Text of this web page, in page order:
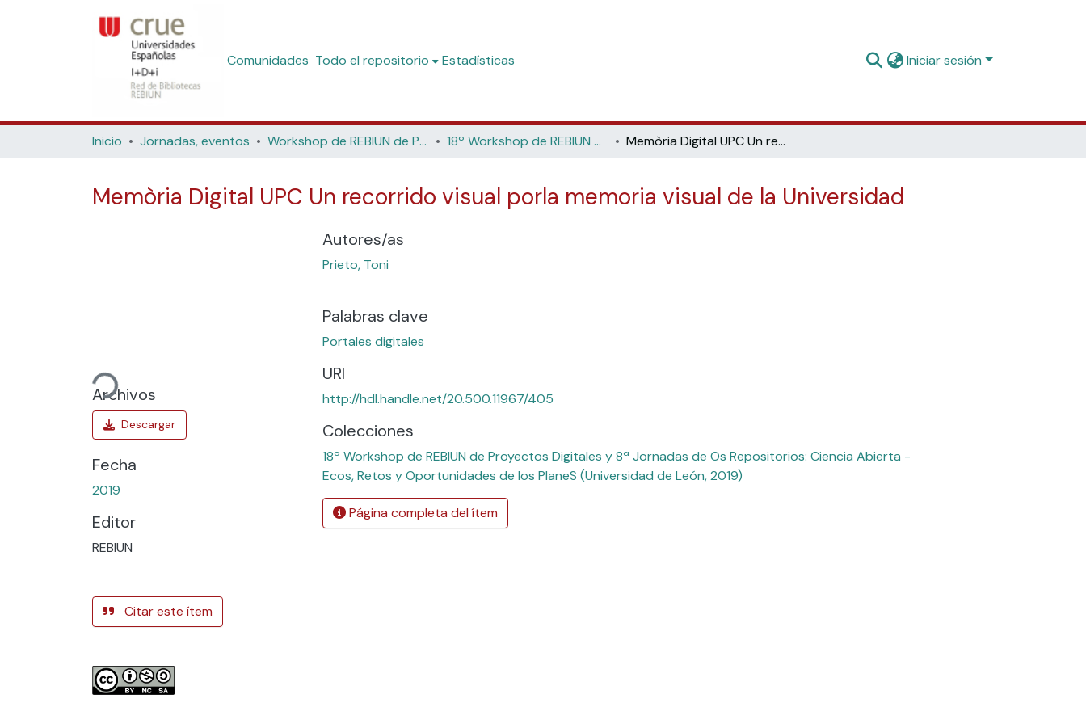
Comunidades Todo el repositorio Estadísticas Iniciar sesión
Inicio Jornadas, eventos Workshop de REBIUN de Proyectos Digitales 18º Workshop de REBIUN de Proyectos Digitales y 8ª Jornadas de Os Repositorios: Ciencia Abierta - Ecos, Retos y Oportunidades de los PlaneS (Universidad de León, 2019) Memòria Digital UPC Un recorrido visual porla memoria visual de la Universidad
Memòria Digital UPC Un recorrido visual porla memoria visual de la Universidad
Cargando...
Archivos
Fecha
2019
Editor
REBIUN
Citar este ítem
Autores/as
Prieto, Toni
Palabras clave
Portales digitales
URI
http://hdl.handle.net/20.500.11967/405
Colecciones
18º Workshop de REBIUN de Proyectos Digitales y 8ª Jornadas de Os Repositorios: Ciencia Abierta -
Ecos, Retos y Oportunidades de los PlaneS (Universidad de León, 2019)
Página completa del ítem